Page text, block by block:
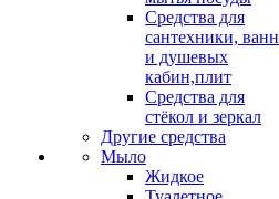
Средства для
сантехники, ванн
и душевых
кабин,плит
Средства для
стёкол и зеркал
Другие средства
Мыло
Жидкое